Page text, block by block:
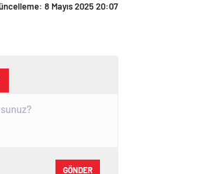
8 Mayıs 2025 20:07
GÖNDER